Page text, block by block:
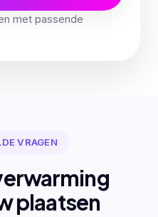
met passende
VRAGEN
plaatsen